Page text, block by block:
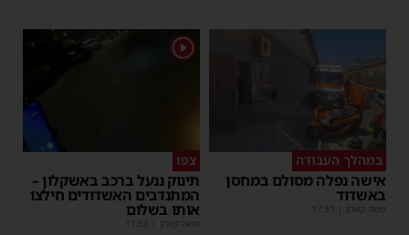
במהלך העבודה
אישה נפלה מסולם במחסן
באשדוד
משה קאהן 17:31
1
צפו
תינוק ננעל ברכב באשקלון –
המתנדבים האשדודים חילצו
אותו בשלום
משה קאהן 11:53